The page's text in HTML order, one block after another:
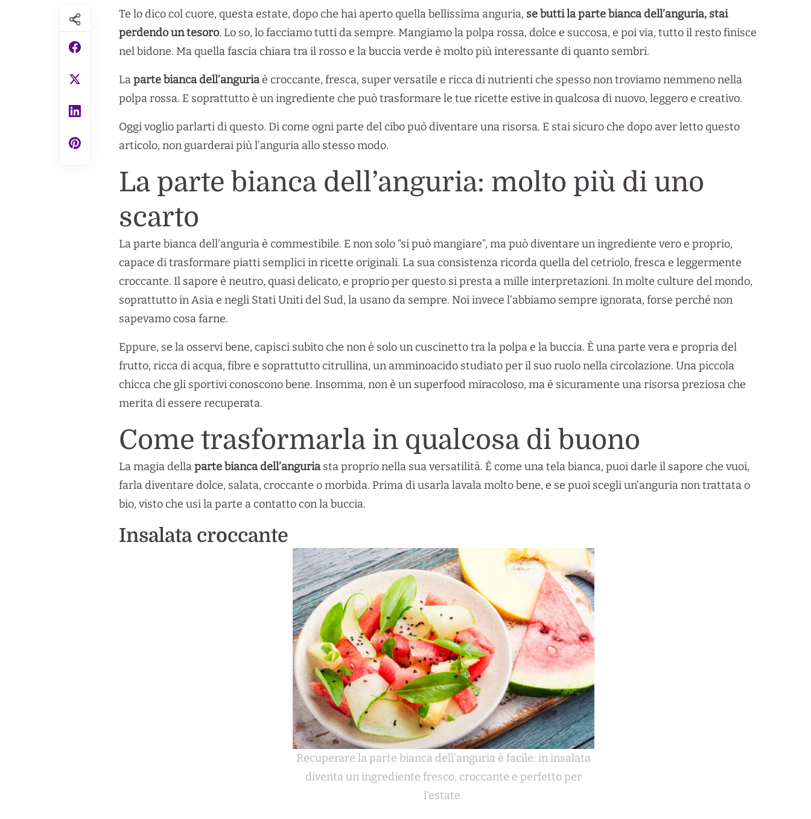
Te lo dico col cuore, questa estate, dopo che hai aperto quella bellissima anguria, se butti la parte bianca dell’anguria, stai
perdendo un tesoro. Lo so, lo facciamo tutti da sempre. Mangiamo la polpa rossa, dolce e succosa, e poi via, tutto il resto finisce
nel bidone. Ma quella fascia chiara tra il rosso e la buccia verde è molto più interessante di quanto sembri.
Laparte bianca dell’anguriaè croccante, fresca, super versatile e ricca di nutrienti che spesso non troviamo nemmeno nella
polpa rossa. E soprattutto è un ingrediente che può trasformare le tue ricette estive in qualcosa di nuovo, leggero e creativo.
Oggi voglio parlarti di questo. Di come ogni parte del cibo può diventare una risorsa. E stai sicuro che dopo aver letto questo
articolo, non guarderai più l’anguria allo stesso modo.
La parte bianca dell’anguria: molto più di uno
scarto
La parte bianca dell’anguria è commestibile. E non solo “si può mangiare”, ma può diventare un ingrediente vero e proprio,
capace di trasformare piatti semplici in ricette originali. La sua consistenza ricorda quella del cetriolo, fresca e leggermente
croccante. Il sapore è neutro, quasi delicato, e proprio per questo si presta a mille interpretazioni. In molte culture del mondo,
soprattutto in Asia e negli Stati Uniti del Sud, la usano da sempre. Noi invece l’abbiamo sempre ignorata, forse perché non
sapevamo cosa farne.
Eppure, se la osservi bene, capisci subito che non è solo un cuscinetto tra la polpa e la buccia. È una parte vera e propria del
frutto, ricca di acqua, fibre e soprattutto citrullina, un amminoacido studiato per il suo ruolo nella circolazione. Una piccola
chicca che gli sportivi conoscono bene. Insomma, non è un superfood miracoloso, ma è sicuramente una risorsa preziosa che
merita di essere recuperata.
Come trasformarla in qualcosa di buono
La magia dellaparte bianca dell’anguriasta proprio nella sua versatilità. È come una tela bianca, puoi darle il sapore che vuoi,
farla diventare dolce, salata, croccante o morbida. Prima di usarla lavala molto bene, e se puoi scegli un’anguria non trattata o
bio, visto che usi la parte a contatto con la buccia.
Insalata croccante
Recuperare la parte bianca dell’anguria è facile: in insalata
diventa un ingrediente fresco, croccante e perfetto per
l’estate.